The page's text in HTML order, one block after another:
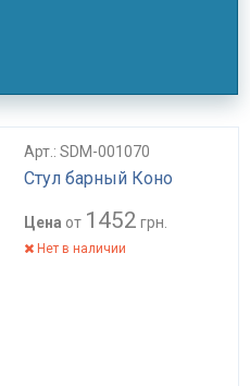
Арт.: SDM-001070
Стул барный Коно
Цена от 1452 грн.
Нет в наличии